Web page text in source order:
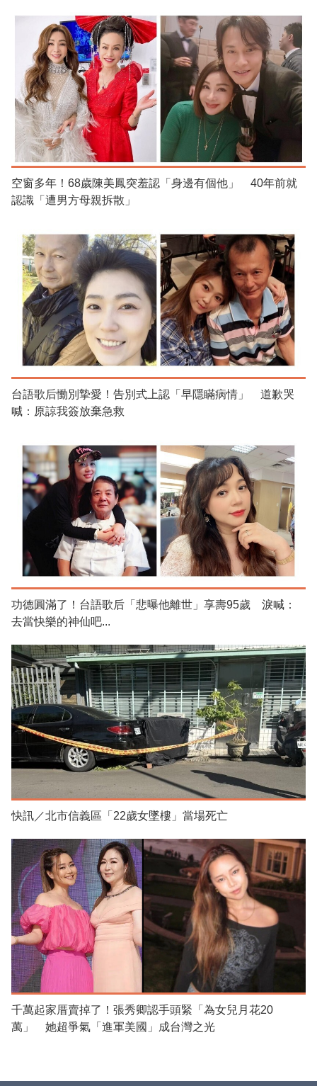
空窗多年！68歲陳美鳳突羞認「身邊有個他」 40年前就
認識「遭男方母親拆散」
台語歌后慟別摯愛！告別式上認「早隱瞞病情」 道歉哭
喊：原諒我簽放棄急救
功德圓滿了！台語歌后「悲曝他離世」享壽95歲 淚喊：
去當快樂的神仙吧...
快訊／北市信義區「22歲女墜樓」當場死亡
千萬起家厝賣掉了！張秀卿認手頭緊「為女兒月花20
萬」 她超爭氣「進軍美國」成台灣之光